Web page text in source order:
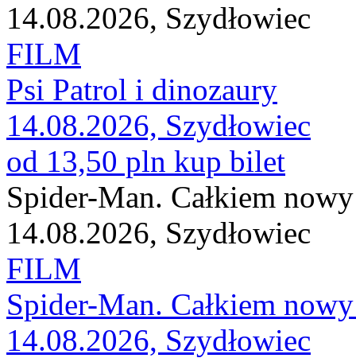
14.08.2026, Szydłowiec
FILM
Psi Patrol i dinozaury
14.08.2026, Szydłowiec
od 13,50 pln kup bilet
Spider-Man. Całkiem
14.08.2026, Szydłowiec
FILM
Spider-Man. Całkiem
14.08.2026, Szydłowiec